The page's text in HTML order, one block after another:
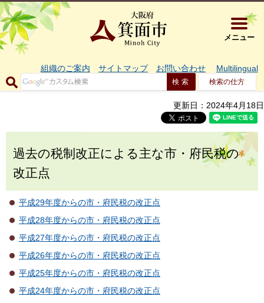
大阪府箕
メニュー
組織のご案内 サイトマップ お問い合わせ Multilingual
検索の仕方
更新日：2024年4月18日
過去の税制改正による主な市・府民税の
改正点
平成29年度からの市・府民税の改正点
平成28年度からの市・府民税の改正点
平成27年度からの市・府民税の改正点
平成26年度からの市・府民税の改正点
平成25年度からの市・府民税の改正点
平成24年度からの市・府民税の改正点